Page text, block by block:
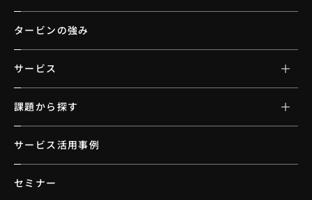
タービンの強み
サービス
課題から探す
サービス活用事例
セミナー